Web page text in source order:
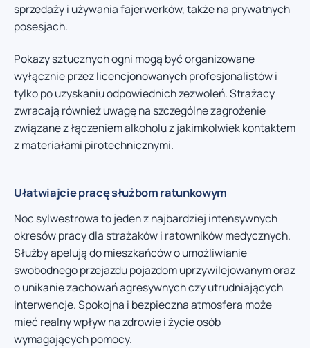
sprzedaży i używania fajerwerków, także na prywatnych
posesjach.
Pokazy sztucznych ogni mogą być organizowane
wyłącznie przez licencjonowanych profesjonalistów i
tylko po uzyskaniu odpowiednich zezwoleń. Strażacy
zwracają również uwagę na szczególne zagrożenie
związane z łączeniem alkoholu z jakimkolwiek kontaktem
z materiałami pirotechnicznymi.
Ułatwiajcie pracę służbom ratunkowym
Noc sylwestrowa to jeden z najbardziej intensywnych
okresów pracy dla strażaków i ratowników medycznych.
Służby apelują do mieszkańców o umożliwianie
swobodnego przejazdu pojazdom uprzywilejowanym oraz
o unikanie zachowań agresywnych czy utrudniających
interwencje. Spokojna i bezpieczna atmosfera może
mieć realny wpływ na zdrowie i życie osób
wymagających pomocy.